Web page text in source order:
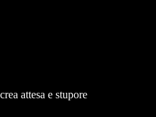
attesa e stupore